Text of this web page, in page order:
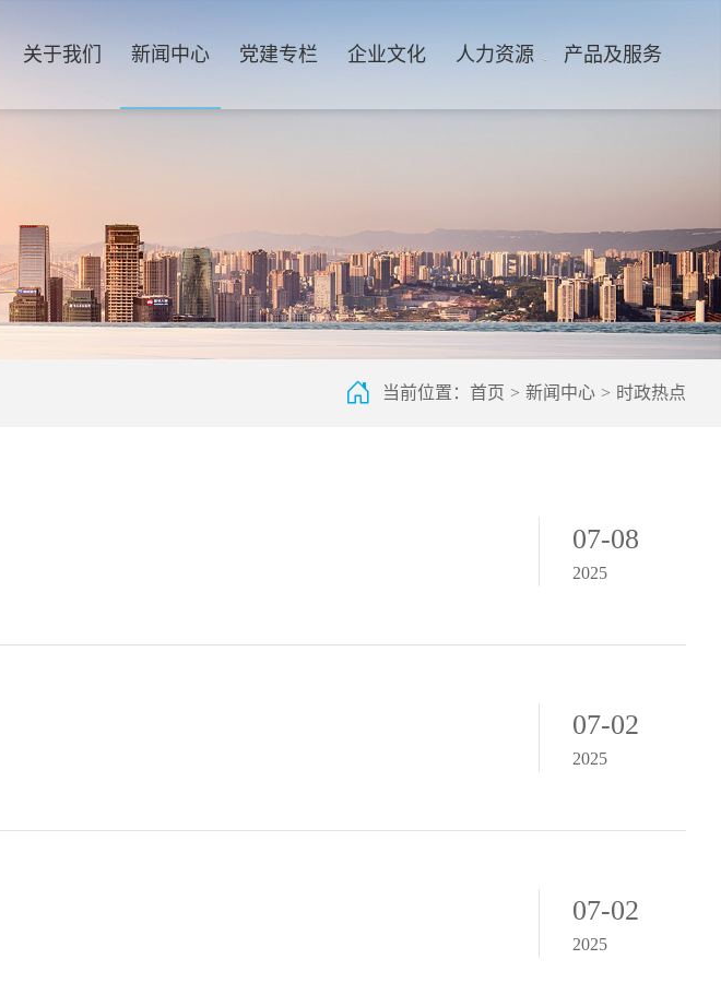
关于我们 新闻中心 党建专栏 企业文化 人力资源 产品及服务
当前位置： 首页 > 新闻中心 > 时政热点
07-08
2025
07-02
2025
07-02
2025